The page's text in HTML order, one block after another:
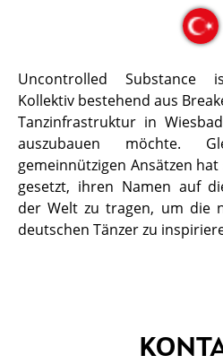
Uncontrolled Substance
Kollektiv bestehend aus
Tanzinfrastruktur in
auszubauen möchte.
gemeinnützigen Ansätzen
gesetzt, ihren Namen auf
der Welt zu tragen, um die
deutschen Tänzer zu